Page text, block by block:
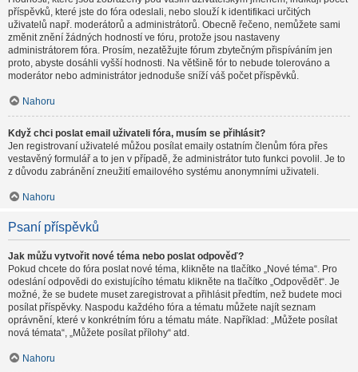
příspěvků, které jste do fóra odeslali, nebo slouží k identifikaci určitých
uživatelů např. moderátorů a administrátorů. Obecně řečeno, nemůžete sami
změnit znění žádných hodností ve fóru, protože jsou nastaveny
administrátorem fóra. Prosím, nezatěžujte fórum zbytečným přispíváním jen
proto, abyste dosáhli vyšší hodnosti. Na většině fór to nebude tolerováno a
moderátor nebo administrátor jednoduše sníží váš počet příspěvků.
Nahoru
Když chci poslat email uživateli fóra, musím se přihlásit?
Jen registrovaní uživatelé můžou posílat emaily ostatním členům fóra přes
vestavěný formulář a to jen v případě, že administrátor tuto funkci povolil. Je to
z důvodu zabránění zneužití emailového systému anonymními uživateli.
Nahoru
Psaní příspěvků
Jak můžu vytvořit nové téma nebo poslat odpověď?
Pokud chcete do fóra poslat nové téma, klikněte na tlačítko „Nové téma“. Pro
odeslání odpovědi do existujícího tématu klikněte na tlačítko „Odpovědět“. Je
možné, že se budete muset zaregistrovat a přihlásit předtím, než budete moci
posílat příspěvky. Naspodu každého fóra a tématu můžete najít seznam
oprávnění, které v konkrétním fóru a tématu máte. Například: „Můžete posílat
nová témata“, „Můžete posílat přílohy“ atd.
Nahoru